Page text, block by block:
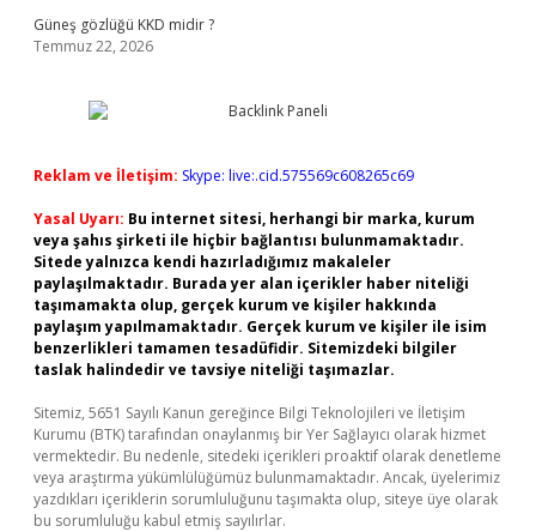
Güneş gözlüğü KKD midir ?
Temmuz 22, 2026
Reklam ve İletişim: Skype: live:.cid.575569c608265c69
Yasal Uyarı: Bu internet sitesi, herhangi bir marka, kurum
veya şahıs şirketi ile hiçbir bağlantısı bulunmamaktadır.
Sitede yalnızca kendi hazırladığımız makaleler
paylaşılmaktadır. Burada yer alan içerikler haber niteliği
taşımamakta olup, gerçek kurum ve kişiler hakkında
paylaşım yapılmamaktadır. Gerçek kurum ve kişiler ile isim
benzerlikleri tamamen tesadüfidir. Sitemizdeki bilgiler
taslak halindedir ve tavsiye niteliği taşımazlar.
Sitemiz, 5651 Sayılı Kanun gereğince Bilgi Teknolojileri ve İletişim
Kurumu (BTK) tarafından onaylanmış bir Yer Sağlayıcı olarak hizmet
vermektedir. Bu nedenle, sitedeki içerikleri proaktif olarak denetleme
veya araştırma yükümlülüğümüz bulunmamaktadır. Ancak, üyelerimiz
yazdıkları içeriklerin sorumluluğunu taşımakta olup, siteye üye olarak
bu sorumluluğu kabul etmiş sayılırlar.